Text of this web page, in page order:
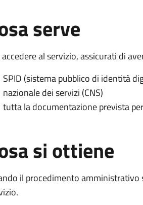
serve
accedere al servizio, assicurati di
SPID (sistema pubblico di identità
nazionale dei servizi (CNS)
tutta la documentazione prevista
si ottiene
il procedimento